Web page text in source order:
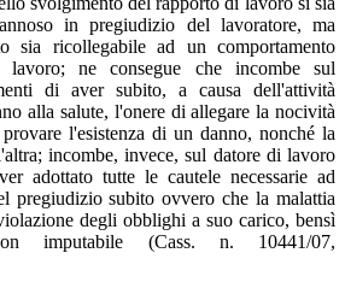
in pregiudizio del lavoratore, ma
sia ricollegabile ad un comportamento
ne consegue che incombe sul
di aver subito, a causa dell'attività
alla salute, l'onere di allegare la nocività
l'esistenza di un danno, nonché la
incombe, invece, sul datore di lavoro
adottato tutte le cautele necessarie ad
pregiudizio subito ovvero che la malattia
degli obblighi a suo carico, bensì
(Cass. n. 10441/07,